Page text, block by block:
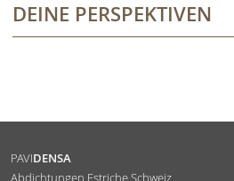
DEINE PERSPEKTIVEN
PAVIDENSA
Abdichtungen Estriche Schweiz